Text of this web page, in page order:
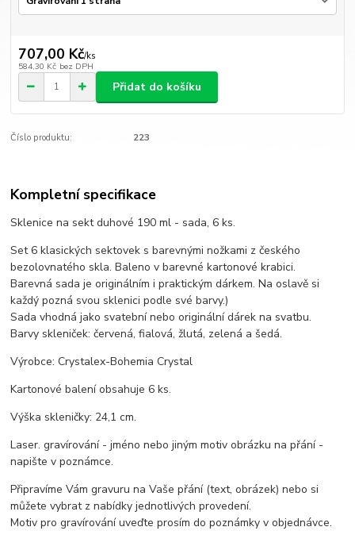
707,00 Kč/ks
584,30 Kč bez DPH
Přidat do košíku
Číslo produktu: 223
Kompletní specifikace
Sklenice na sekt duhové 190 ml - sada, 6 ks.
Set 6 klasických sektovek s barevnými nožkami z českého
bezolovnatého skla. Baleno v barevné kartonové krabici.
Barevná sada je originálním i praktickým dárkem. Na oslavě si
každý pozná svou sklenici podle své barvy.)
Sada vhodná jako svatební nebo originální dárek na svatbu.
Barvy skleniček: červená, fialová, žlutá, zelená a šedá.
Výrobce: Crystalex-Bohemia Crystal
Kartonové balení obsahuje 6 ks.
Výška skleničky: 24,1 cm.
Laser. gravírování - jméno nebo jiným motiv obrázku na přání -
napište v poznámce.
Připravíme Vám gravuru na Vaše přání (text, obrázek) nebo si
můžete vybrat z nabídky jednotlivých provedení.
Motiv pro gravírování uveďte prosím do poznámky v objednávce.